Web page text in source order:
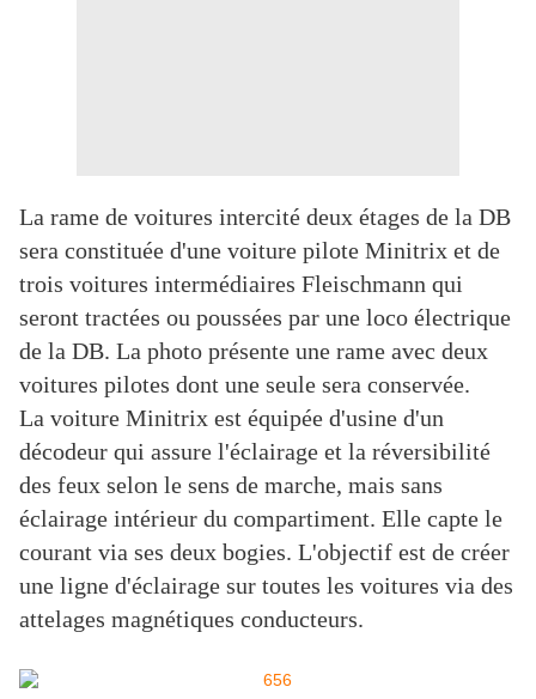
La rame de voitures intercité deux étages de la DB
sera constituée d'une voiture pilote Minitrix et de
trois voitures intermédiaires Fleischmann qui
seront tractées ou poussées par une loco électrique
de la DB. La photo présente une rame avec deux
voitures pilotes dont une seule sera conservée.
La voiture Minitrix est équipée d'usine d'un
décodeur qui assure l'éclairage et la réversibilité
des feux selon le sens de marche, mais sans
éclairage intérieur du compartiment. Elle capte le
courant via ses deux bogies. L'objectif est de créer
une ligne d'éclairage sur toutes les voitures via des
attelages magnétiques conducteurs.